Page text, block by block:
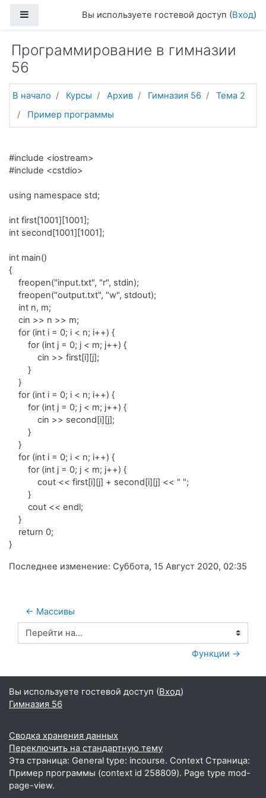
Боковая панельВы используете гостевой доступ (Вход)
Программирование в гимназии
56
В начало Курсы Архив Гимназия 56
Тема 2
Пример программы
#include <iostream>
#include <cstdio>
using namespace std;
int first[1001][1001];
int second[1001][1001];
int main()
{
freopen("input.txt", "r", stdin);
freopen("output.txt", "w", stdout);
int n, m;
cin >> n >> m;
for (int i = 0; i < n; i++) {
for (int j = 0; j < m; j++) {
cin >> first[i][j];
}
}
for (int i = 0; i < n; i++) {
for (int j = 0; j < m; j++) {
cin >> second[i][j];
}
}
for (int i = 0; i < n; i++) {
for (int j = 0; j < m; j++) {
cout << first[i][j] + second[i][j] << " ";
}
cout << endl;
}
return 0;
}
Последнее изменение: Суббота, 15 Август 2020, 02:35
← Массивы
Перейти на...
Функции →
Вы используете гостевой доступ (Вход)
Гимназия 56
Сводка хранения данных
Переключить на стандартную тему
Эта страница: General type: incourse. Context Страница:
Пример программы (context id 258809). Page type mod-
page-view.